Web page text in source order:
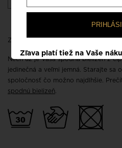
Zloženie: 62% polyester 26% elastan
Nech už je Vaša spodná bielizeň z
jedinečná a veľmi jemná. Starajte sa
spoločnosť čo možno najdlhšie.
spodnú bielizeň
Zľava platí tiež na Vaše